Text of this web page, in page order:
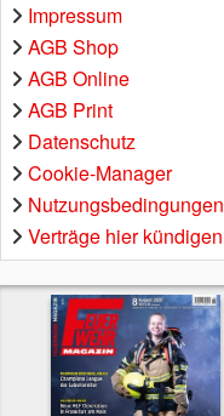
Impressum
AGB Shop
AGB Online
AGB Print
Datenschutz
Cookie-Manager
Nutzungsbedingungen
Verträge hier kündigen